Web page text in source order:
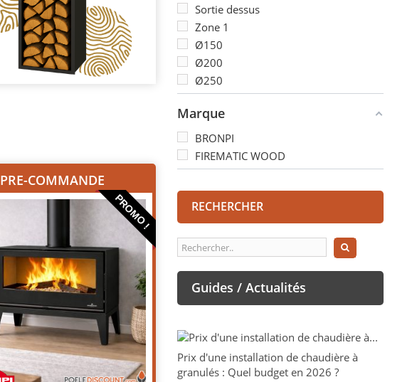
PRE-COMMANDE
PROMO !
Sortie dessus
Zone 1
Ø150
Ø200
Ø250
Marque
BRONPI
FIREMATIC WOOD
RECHERCHER
Guides / Actualités
Prix d'une installation de chaudière à
granulés : Quel budget en 2026 ?